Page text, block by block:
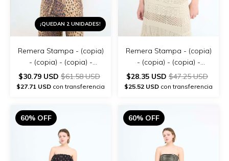
¡QUEDAN 2 UNIDADES!
Remera Stampa - (copia)
- (copia) - (copia) -
(copia) - (copia)
$30.79 USD $61.58 USD
$27.71 USD con transferencia
Remera Stampa - (copia)
- (copia) - (copia) -
(copia) - (copia) - (copia)
$28.35 USD $47.25 USD
$25.52 USD con transferencia
60% OFF 60% OFF